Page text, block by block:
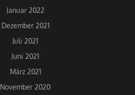
Januar 2022
Dezember 2021
Juli 2021
Juni 2021
März 2021
November 2020